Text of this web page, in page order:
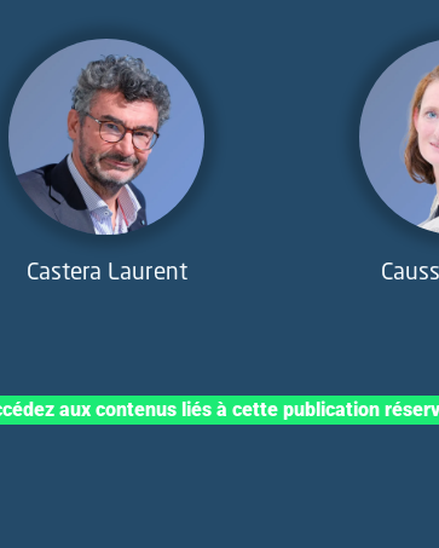
Castera Laurent
aux contenus liés à cette publication